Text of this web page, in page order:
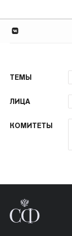
ТЕМЫ
ЛИЦА
КОМИТЕТЫ